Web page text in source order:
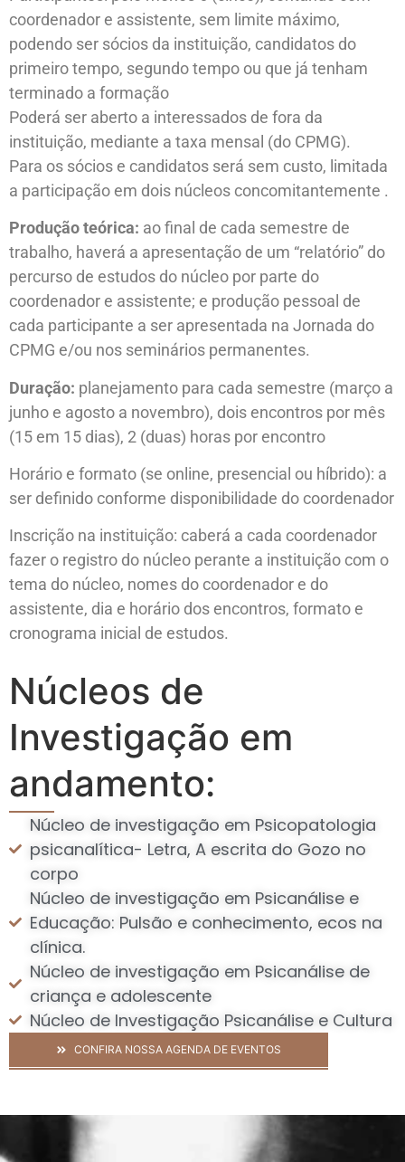
coordenador e assistente, sem limite máximo,
podendo ser sócios da instituição, candidatos do
primeiro tempo, segundo tempo ou que já tenham
terminado a formação
Poderá ser aberto a interessados de fora da
instituição, mediante a taxa mensal (do CPMG).
Para os sócios e candidatos será sem custo, limitada
a participação em dois núcleos concomitantemente .
Produção teórica: ao final de cada semestre de
trabalho, haverá a apresentação de um “relatório” do
percurso de estudos do núcleo por parte do
coordenador e assistente; e produção pessoal de
cada participante a ser apresentada na Jornada do
CPMG e/ou nos seminários permanentes.
Duração: planejamento para cada semestre (março a
junho e agosto a novembro), dois encontros por mês
(15 em 15 dias), 2 (duas) horas por encontro
Horário e formato (se online, presencial ou híbrido): a
ser definido conforme disponibilidade do coordenador
Inscrição na instituição: caberá a cada coordenador
fazer o registro do núcleo perante a instituição com o
tema do núcleo, nomes do coordenador e do
assistente, dia e horário dos encontros, formato e
cronograma inicial de estudos.
Núcleos de
Investigação em
andamento:
Núcleo de investigação em Psicopatologia
psicanalítica- Letra, A escrita do Gozo no
corpo
Núcleo de investigação em Psicanálise e
Educação: Pulsão e conhecimento, ecos na
clínica.
Núcleo de investigação em Psicanálise de
criança e adolescente
Núcleo de Investigação Psicanálise e Cultura
CONFIRA NOSSA AGENDA DE EVENTOS